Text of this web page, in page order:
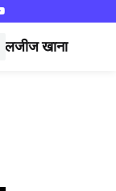
लजीज खाना